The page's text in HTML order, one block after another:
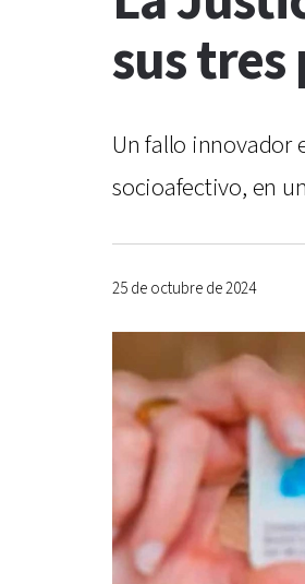
sus tres
Un fallo innovador
socioafectivo, en
25 de octubre de 2024